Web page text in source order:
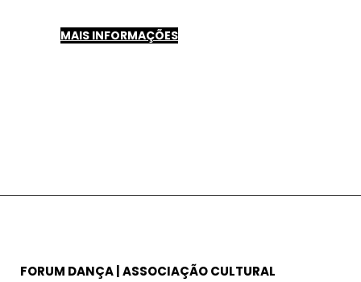
MAIS INFORMAÇÕES
FORUM DANÇA | ASSOCIAÇÃO CULTURAL